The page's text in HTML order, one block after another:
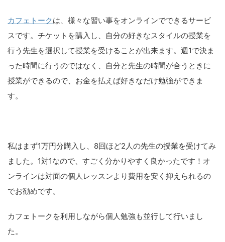
カフェトークは、様々な習い事をオンラインでできるサービ
スです。チケットを購入し、自分の好きなスタイルの授業を
行う先生を選択して授業を受けることが出来ます。週1で決ま
った時間に行うのではなく、自分と先生の時間が合うときに
授業ができるので、お金を払えば好きなだけ勉強ができま
す。
私はまず1万円分購入し、8回ほど2人の先生の授業を受けてみ
ました。1対1なので、すごく分かりやすく良かったです！オ
ンラインは対面の個人レッスンより費用を安く抑えられるの
でお勧めです。
カフェトークを利用しながら個人勉強も並行して行いまし
た。